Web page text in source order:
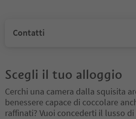
Contatti
Scegli il tuo alloggio
Cerchi una camera dalla squisita
benessere capace di coccolare
raffinati? Vuoi concederti il lusso